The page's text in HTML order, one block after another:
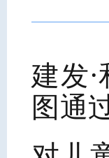
建发
图通